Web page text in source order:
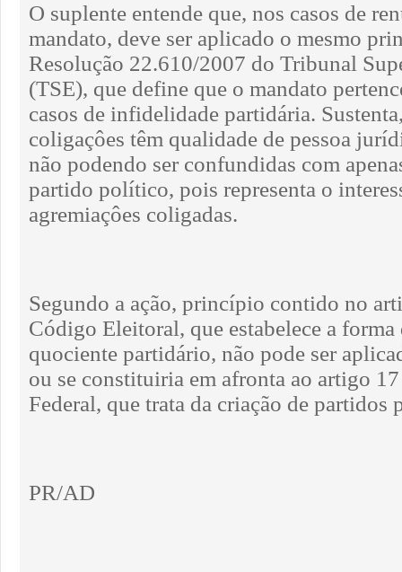
O suplente entende que, nos casos de
mandato, deve ser aplicado o mesmo
Resolução 22.610/2007 do Tribunal
(TSE), que define que o mandato
casos de infidelidade partidária.
coligaçôes têm qualidade de pessoa
não podendo ser confundidas com
partido político, pois representa o
agremiaçôes coligadas.
Segundo a ação, princípio contido no
Código Eleitoral, que estabelece a forma
quociente partidário, não pode ser
ou se constituiria em afronta ao artigo
Federal, que trata da criação de partidos
PR/AD